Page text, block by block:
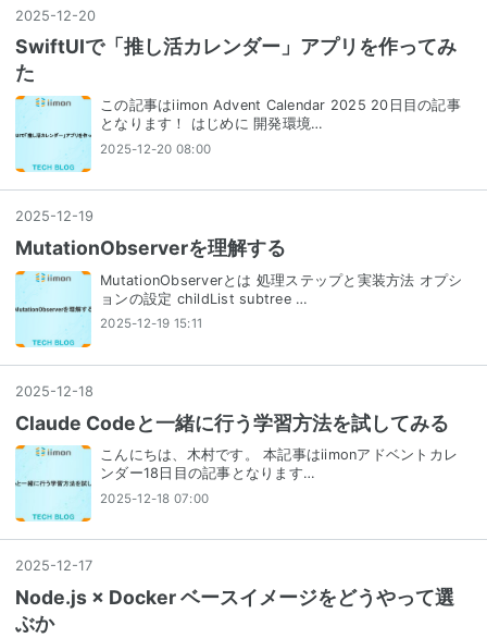
2025-12-20
SwiftUIで「推し活カレンダー」アプリを作ってみ
た
この記事はiimon Advent Calendar 2025 20日目の記事
となります！ はじめに 開発環境…
2025-12-20 08:00
2025-12-19
MutationObserverを理解する
MutationObserverとは 処理ステップと実装方法 オプシ
ョンの設定 childList subtree …
2025-12-19 15:11
2025-12-18
Claude Codeと一緒に行う学習方法を試してみる
こんにちは、木村です。 本記事はiimonアドベントカレ
ンダー18日目の記事となります…
2025-12-18 07:00
2025-12-17
Node.js × Docker ベースイメージをどうやって選
ぶか